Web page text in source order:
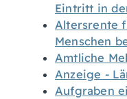
Eintritt in
Altersrente
Menschen
Amtliche
Anzeige -
Aufgraben